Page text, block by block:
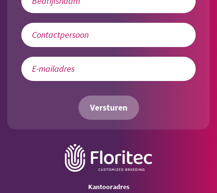
Versturen
Kantooradres